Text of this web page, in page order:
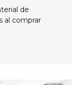
de
al comprar